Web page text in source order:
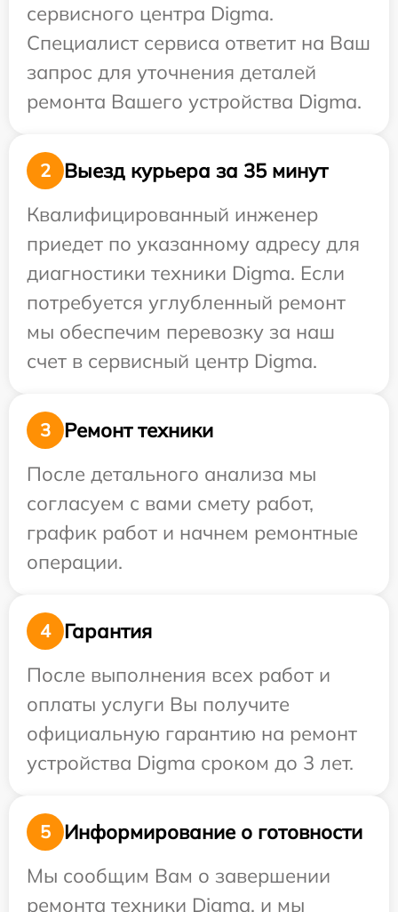
сервисного центра Digma.
Специалист сервиса ответит на Ваш
запрос для уточнения деталей
ремонта Вашего устройства Digma.
2
Выезд курьера за 35 минут
Квалифицированный инженер
приедет по указанному адресу для
диагностики техники Digma. Если
потребуется углубленный ремонт
мы обеспечим перевозку за наш
счет в сервисный центр Digma.
3
Ремонт техники
После детального анализа мы
согласуем с вами смету работ,
график работ и начнем ремонтные
операции.
4
Гарантия
После выполнения всех работ и
оплаты услуги Вы получите
официальную гарантию на ремонт
устройства Digma сроком до 3 лет.
5
Информирование о готовности
Мы сообщим Вам о завершении
ремонта техники Digma, и мы